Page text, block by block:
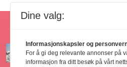
Dine valg:
Informasjonskapsler og
For å gi deg relevante annonser på
informasjon fra ditt besøk på vårt